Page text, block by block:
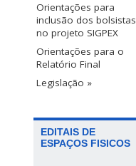
Orientações para
inclusão dos bolsistas
no projeto SIGPEX
Orientações para o
Relatório Final
Legislação »
EDITAIS DE
ESPAÇOS FISICOS